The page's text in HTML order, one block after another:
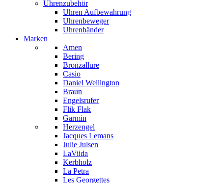
Uhrenzubehör
Uhren Aufbewahrung
Uhrenbeweger
Uhrenbänder
Marken
Amen
Bering
Bronzallure
Casio
Daniel Wellington
Braun
Engelsrufer
Flik Flak
Garmin
Herzengel
Jacques Lemans
Julie Julsen
LaViida
Kerbholz
La Petra
Les Georgettes